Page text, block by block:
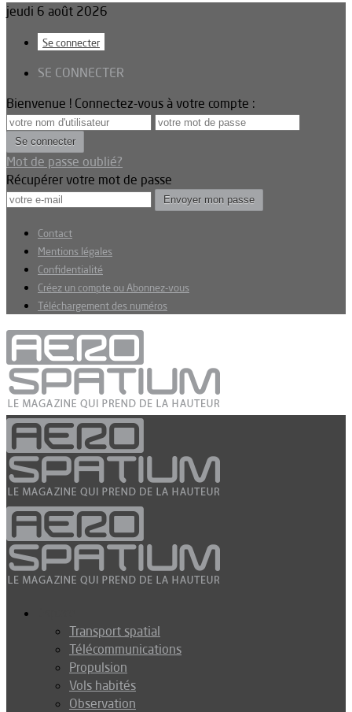
jeudi 6 août 2026
Se connecter
SE CONNECTER
Bienvenue ! Connectez-vous à votre compte :
Mot de passe oublié?
Récupérer votre mot de passe
Contact
Mentions légales
Confidentialité
Créez un compte ou Abonnez-vous
Téléchargement des numéros
Transport spatial
Télécommunications
Propulsion
Vols habités
Observation